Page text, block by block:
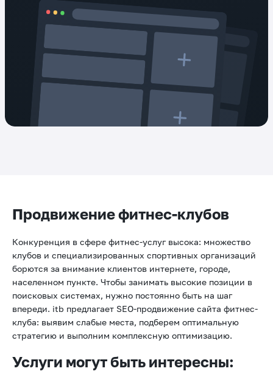
Продвижение фитнес-клубов
Конкуренция в сфере фитнес-услуг высока: множество
клубов и специализированных спортивных организаций
борются за внимание клиентов интернете, городе,
населенном пункте. Чтобы занимать высокие позиции в
поисковых системах, нужно постоянно быть на шаг
впереди. itb предлагает SEO-продвижение сайта фитнес-
клуба: выявим слабые места, подберем оптимальную
стратегию и выполним комплексную оптимизацию.
Услуги могут быть интересны: